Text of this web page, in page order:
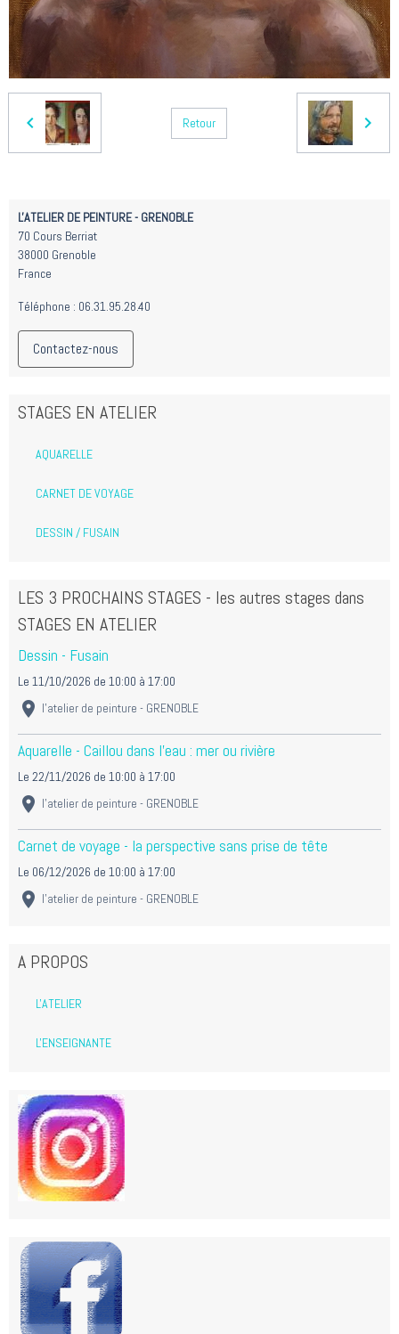
Retour
L'ATELIER DE PEINTURE - GRENOBLE
70 Cours Berriat
38000 Grenoble
France
Téléphone : 06.31.95.28.40
Contactez-nous
STAGES EN ATELIER
AQUARELLE
CARNET DE VOYAGE
DESSIN / FUSAIN
LES 3 PROCHAINS STAGES - les autres stages dans
STAGES EN ATELIER
Dessin - Fusain
Le 11/10/2026 de 10:00 à 17:00
l'atelier de peinture - GRENOBLE
Aquarelle - Caillou dans l'eau : mer ou rivière
Le 22/11/2026 de 10:00 à 17:00
l'atelier de peinture - GRENOBLE
Carnet de voyage - la perspective sans prise de tête
Le 06/12/2026 de 10:00 à 17:00
l'atelier de peinture - GRENOBLE
A PROPOS
L'ATELIER
L'ENSEIGNANTE